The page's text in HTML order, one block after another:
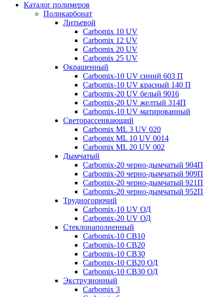
Каталог полимеров
Поликарбонат
Литьевой
Carbomix 10 UV
Carbomix 12 UV
Carbomix 20 UV
Carbomix 25 UV
Окрашенный
Carbomix-10 UV синий 603 П
Carbomix-10 UV красный 140 П
Carbomix-20 UV белый 9016
Carbomix-20 UV желтый 314П
Carbomix-10 UV матированный
Светорассеивающий
Carbomix ML 3 UV 020
Carbomix ML 10 UV 0014
Carbomix ML 20 UV 002
Дымчатый
Carbomix-20 черно-дымчатый 904П
Carbomix-20 черно-дымчатый 909П
Carbomix-20 черно-дымчатый 921П
Carbomix-20 черно-дымчатый 952П
Трудногорючий
Carbomix-10 UV ОД
Carbomix-20 UV ОД
Стеклонаполненный
Carbomix-10 СВ10
Carbomix-10 СВ20
Carbomix-10 СВ30
Carbomix-10 СВ20 ОД
Carbomix-10 СВ30 ОД
Экструзионный
Carbomix 3